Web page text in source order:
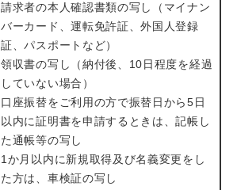
請求者の本人確認書類の写し（マイナン
バーカード、運転免許証、外国人登録
証、パスポートなど）
領収書の写し（納付後、10日程度を経過
していない場合）
口座振替をご利用の方で振替日から5日
以内に証明書を申請するときは、記帳し
た通帳等の写し
​1か月以内に新規取得及び名義変更をし
た方は、車検証の写し